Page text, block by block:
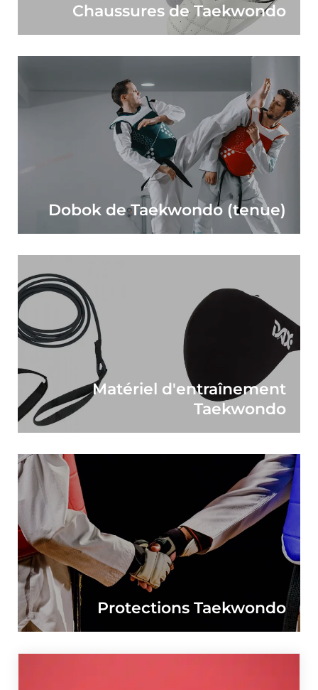
Chaussures de Taekwondo
Dobok de Taekwondo (tenue)
Matériel d'entraînement
Taekwondo
Protections Taekwondo